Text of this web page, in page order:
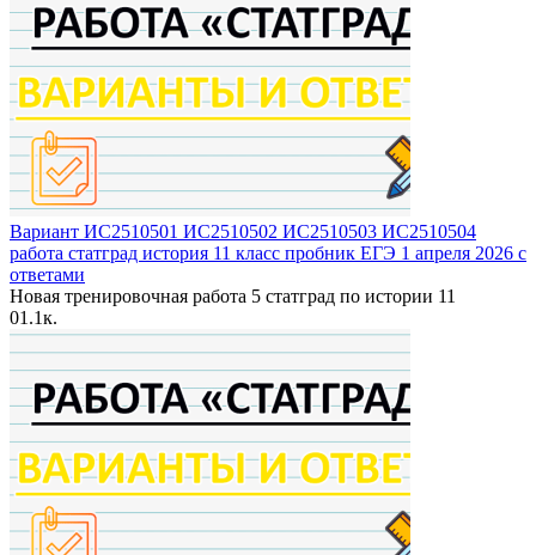
Вариант ИС2510501 ИС2510502 ИС2510503 ИС2510504
работа статград история 11 класс пробник ЕГЭ 1 апреля 2026 с
ответами
Новая тренировочная работа 5 статград по истории 11
01.1к.